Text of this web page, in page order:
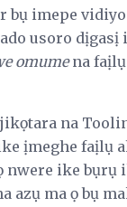
bụ imepe vidiyo
usoro dịgasị
omumena faịlụ
jikọtara na
ịmeghe faịlụ
nwere ike
azụ ma ọ bụ